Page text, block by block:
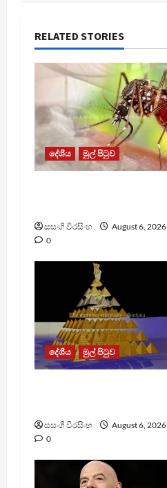
RELATED STORIES
දේශීය මුල් පිටුව
සසංගි වීරසිංහ
August 6, 2026
0
දේශීය මුල් පිටුව
සසංගි වීරසිංහ
August 6, 2026
0